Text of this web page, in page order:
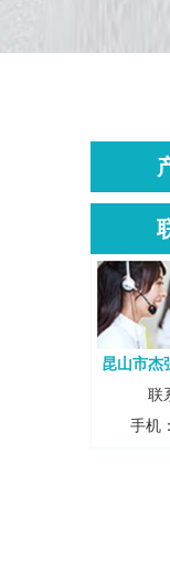
昆山市杰
联
手机